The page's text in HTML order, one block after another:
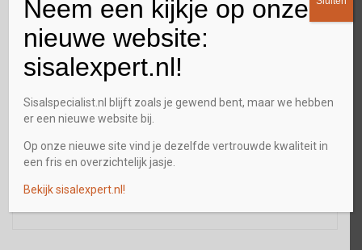
Postcode
E-mailadres
Neem een kijkje op onze
nieuwe website:
sisalexpert.nl!
Sisalspecialist.nl blijft zoals je gewend bent, maar we hebben
er een nieuwe website bij.
Op onze nieuwe site vind je dezelfde vertrouwde kwaliteit in
een fris en overzichtelijk jasje.
Bekijk sisalexpert.nl!